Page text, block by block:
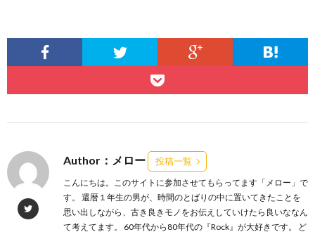
Author：メロー 投稿一覧
こんにちは。このサイトに参加させてもらってます「メロー」で
す。 還暦１年生の男が、時間のとばりの中に置いてきたことを
思い出しながら、古き良きモノをお伝えしていけたら良いななん
て考えてます。 60年代から80年代の『Rock』が大好きです。 ど